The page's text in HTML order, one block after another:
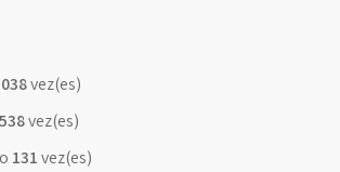
vez(es)
538vez(es)
131vez(es)